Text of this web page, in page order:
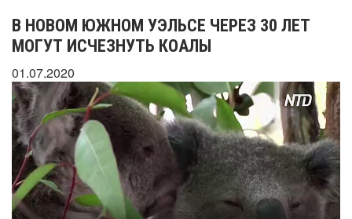
В НОВОМ ЮЖНОМ УЭЛЬСЕ ЧЕРЕЗ 30 ЛЕТ
МОГУТ ИСЧЕЗНУТЬ КОАЛЫ
01.07.2020